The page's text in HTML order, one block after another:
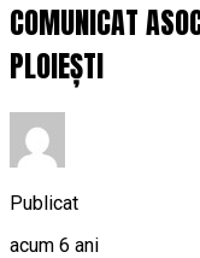
COMUNICAT
PLOIEȘTI
Publicat
acum 6 ani